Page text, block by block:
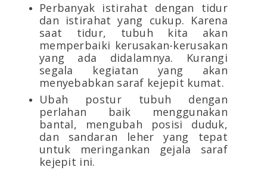
Perbanyak istirahat dengan tidur
dan istirahat yang cukup. Karena
saat tidur, tubuh kita akan
memperbaiki kerusakan-kerusakan
yang ada didalamnya. Kurangi
segala kegiatan yang akan
menyebabkan saraf kejepit kumat.
Ubah postur tubuh dengan
perlahan baik menggunakan
bantal, mengubah posisi duduk,
dan sandaran leher yang tepat
untuk meringankan gejala saraf
kejepit ini.